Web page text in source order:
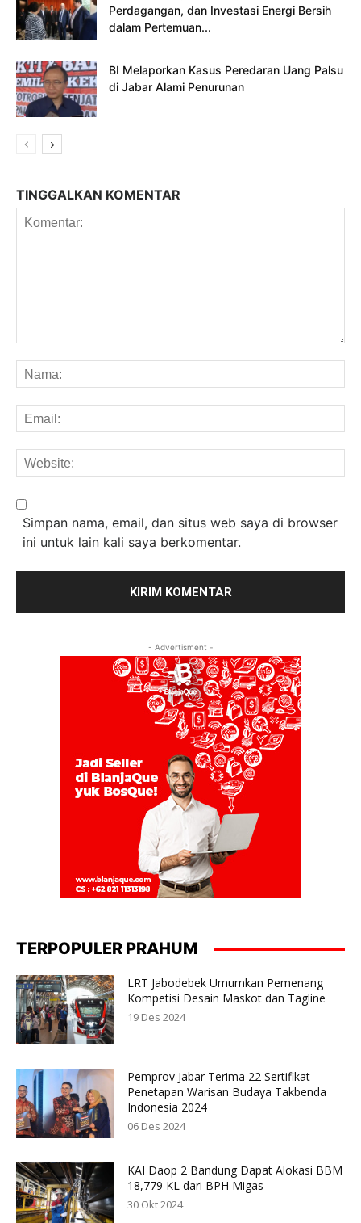
Perdagangan, dan Investasi Energi Bersih
dalam Pertemuan...
BI Melaporkan Kasus Peredaran Uang Palsu
di Jabar Alami Penurunan
TINGGALKAN KOMENTAR
Simpan nama, email, dan situs web saya di browser
ini untuk lain kali saya berkomentar.
- Advertisment -
TERPOPULER PRAHUM
LRT Jabodebek Umumkan Pemenang
Kompetisi Desain Maskot dan Tagline
19 Des 2024
Pemprov Jabar Terima 22 Sertifikat
Penetapan Warisan Budaya Takbenda
Indonesia 2024
06 Des 2024
KAI Daop 2 Bandung Dapat Alokasi BBM
18,779 KL dari BPH Migas
30 Okt 2024